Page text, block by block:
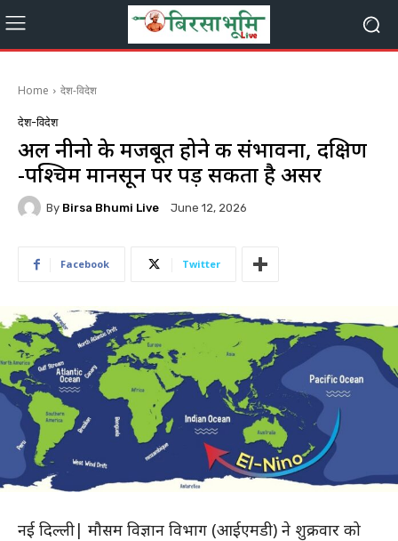
Home देश-विदेश
देश-विदेश
अल नीनो के मजबूत होने की संभावना, दक्षिण
-पश्चिम मानसून पर पड़ सकता है असर
By Birsa Bhumi Live June 12, 2026
Facebook Twitter
नई दिल्ली| मौसम विज्ञान विभाग (आईएमडी) ने शुक्रवार को